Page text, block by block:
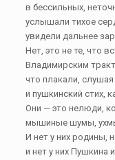
в бессильных,
услышали тихое
увидели дальнее
Нет, это не те, что
Владимирским
что плакали,
и пушкинский стих,
Они — это нелюди,
мышиные шумы,
И нет у них родины,
и нет у них Пушкина